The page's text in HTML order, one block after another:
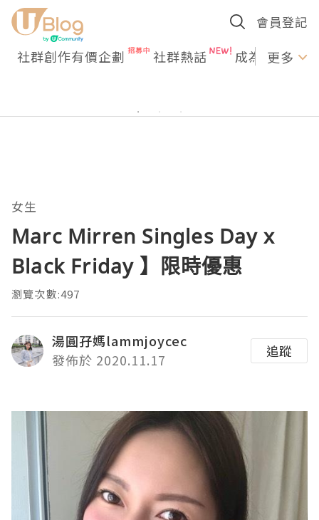
會員登記
社群創作有價企劃 社群熱話 成為U更多
女生
Marc Mirren Singles Day x
Black Friday 】限時優惠
瀏覽次數:497
湯圓孖媽lammjoycec
發佈於 2020.11.17
追蹤